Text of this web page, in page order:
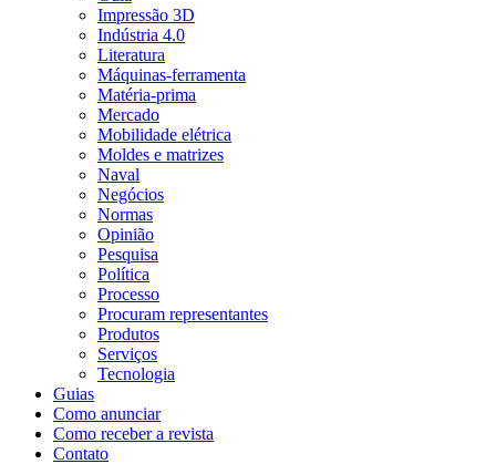
Impressão 3D
Indústria 4.0
Literatura
Máquinas-ferramenta
Matéria-prima
Mercado
Mobilidade elétrica
Moldes e matrizes
Naval
Negócios
Normas
Opinião
Pesquisa
Política
Processo
Procuram representantes
Produtos
Serviços
Tecnologia
Guias
Como anunciar
Como receber a revista
Contato